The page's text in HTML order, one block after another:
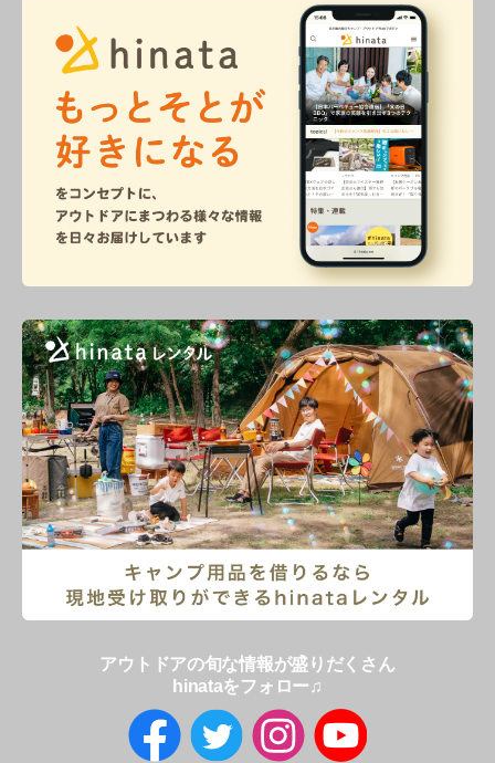
アウトドアの旬な情報が盛りだくさん
hinataをフォロー♫